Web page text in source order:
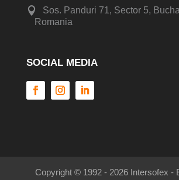
Sos. Panduri 71, Sector 5,
Romania
SOCIAL MEDIA
Copyright © 1992 - 2026 Intersofex -